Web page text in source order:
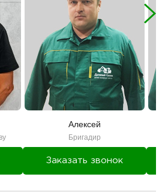
Алексей
Бригадир
Заказать звонок